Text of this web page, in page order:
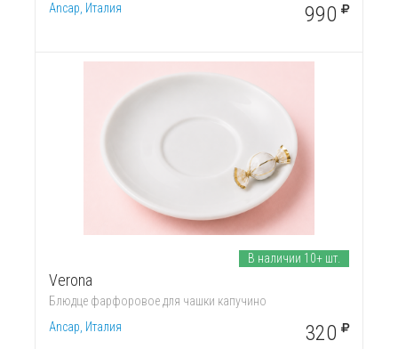
Ancap, Италия
990
Verona
Блюдце фарфоровое для чашки капучино
Ancap, Италия
В наличии 10+ шт.
320